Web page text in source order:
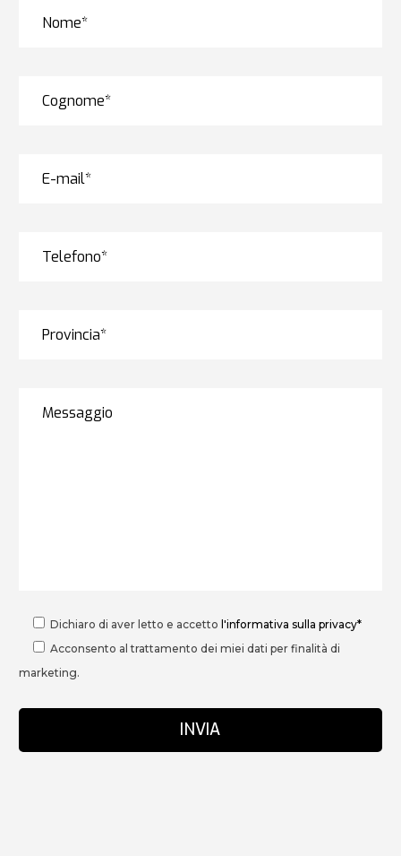
Dichiaro di aver letto e accetto l'informativa sulla privacy*
Acconsento al trattamento dei miei dati per finalità di
marketing.